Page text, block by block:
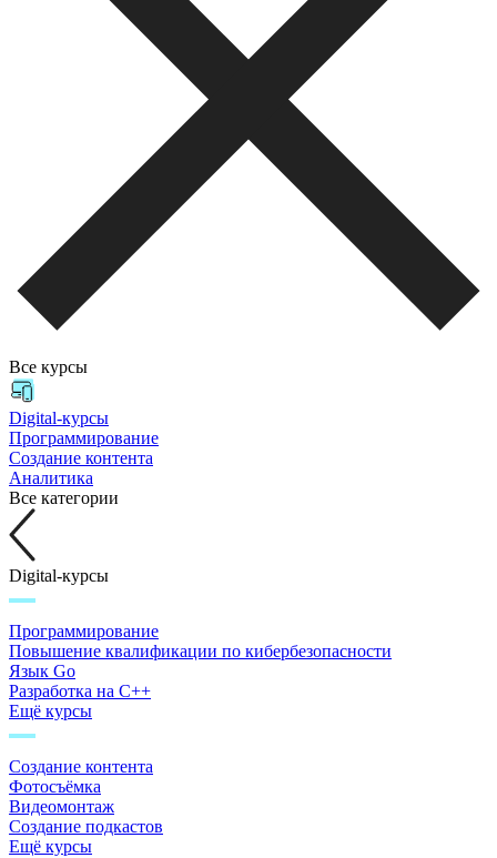
Все курсы
Digital-курсы
Программирование
Создание контента
Аналитика
Все категории
Digital-курсы
Программирование
Повышение квалификации по кибербезопасности
Язык Go
Разработка на C++
Ещё курсы
Создание контента
Фотосъёмка
Видеомонтаж
Создание подкастов
Ещё курсы